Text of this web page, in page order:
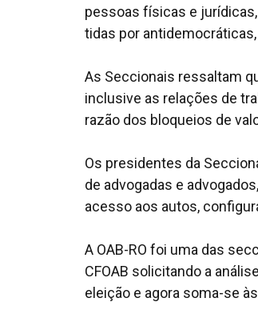
pessoas físicas e
tidas por
As Seccionais ressaltam
inclusive as relações de
razão dos bloqueios de
Os presidentes da
de advogadas e
acesso aos autos,
A OAB-RO foi uma das
CFOAB solicitando a
eleição e agora soma-se